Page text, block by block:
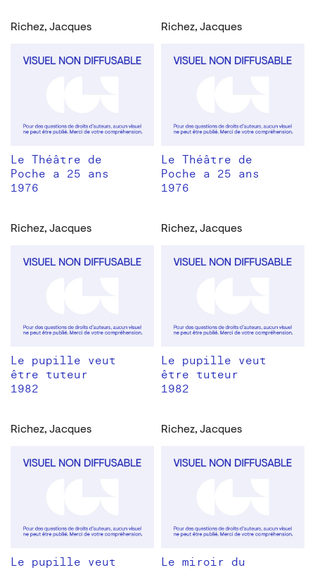
Richez, Jacques
Le Théâtre de
Poche a 25 ans
1976
Richez, Jacques
Le Théâtre de
Poche a 25 ans
1976
Richez, Jacques
Le pupille veut
être tuteur
1982
Richez, Jacques
Le pupille veut
être tuteur
1982
Richez, Jacques
Le pupille veut
Richez, Jacques
Le miroir du